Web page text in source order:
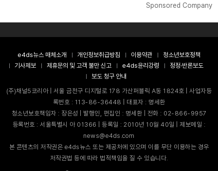
Sponsored Company
e4ds뉴스 매체소개 개인정보취급방침 이용약관
청소년보호정책
기사제보
제휴문의 및 고객 불만 신고 e4ds윤리강령
정정·반론보도
보도 청구 안내
(주)채널5코리아 | 서울 금천구 디지털로 178 가산퍼블릭 A동 1824호 | 사업자등
록번호 : 113-86-36448 | 대표자 : 명세환
청소년보호책임자 : 장은성 | 발행인, 편집인 : 명세환 | 전화 : 02-866-9957
등록번호 : 서울특별시 아 01366 | 등록일 : 2010년 10월 40일 | 제보메일 :
news@e4ds.com
본 콘텐츠의 저작권은 e4ds뉴스 또는 제공처에 있으며 이를 무단 이용하는 경우
저작권법 등에 따라 법적책임을 질 수 있습니다.